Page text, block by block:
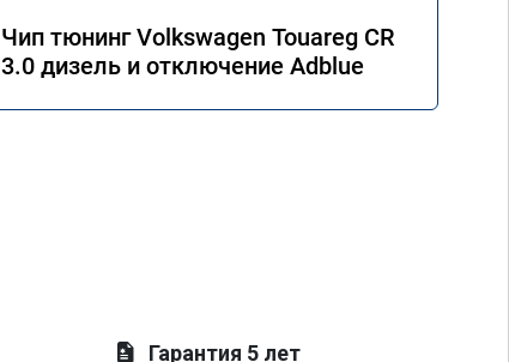
Чип тюнинг Volkswagen Touareg CR
3.0 дизель и отключение Adblue
Гарантия 5 лет